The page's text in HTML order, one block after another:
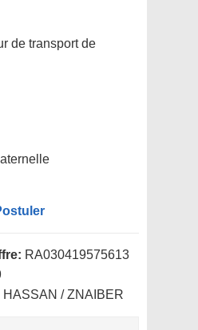
de transport de
RA030419575613
HASSAN / ZNAIBER